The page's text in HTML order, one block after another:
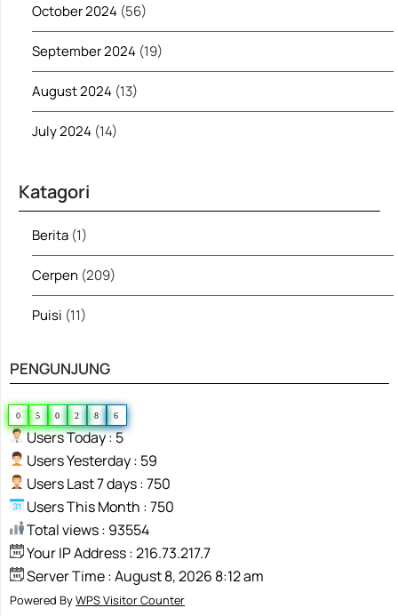
October 2024 (56)
September 2024 (19)
August 2024 (13)
July 2024 (14)
Katagori
Berita (1)
Cerpen (209)
Puisi (11)
PENGUNJUNG
0 5 0 2 8 6
Users Today : 5
Users Yesterday : 59
Users Last 7 days : 750
Users This Month : 750
Total views : 93554
Your IP Address : 216.73.217.7
Server Time : August 8, 2026 8:12 am
Powered ByWPS Visitor Counter